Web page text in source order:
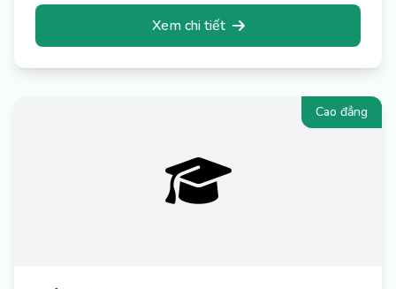
chẩn đoán và điều trị đáp ứng con người; tăng cường
chăm sóc sức khỏe cho các cá nhân, gia đình, cộng
thức tổ chức kỷ luật, có trách nhiệm trước sức khỏe
của người dân, người bệnh. Có phẩm chất đạo đức tốt,
vững chắc. Có kiến thức và kỹ năng thực hành nghề
theo tiêu chuẩn. Có kiến thức tốt về khoa học xã hội -
khoa học tự nhiên - khoa học chuyên ngành về khối
Xem chi tiết
Cao đẳng